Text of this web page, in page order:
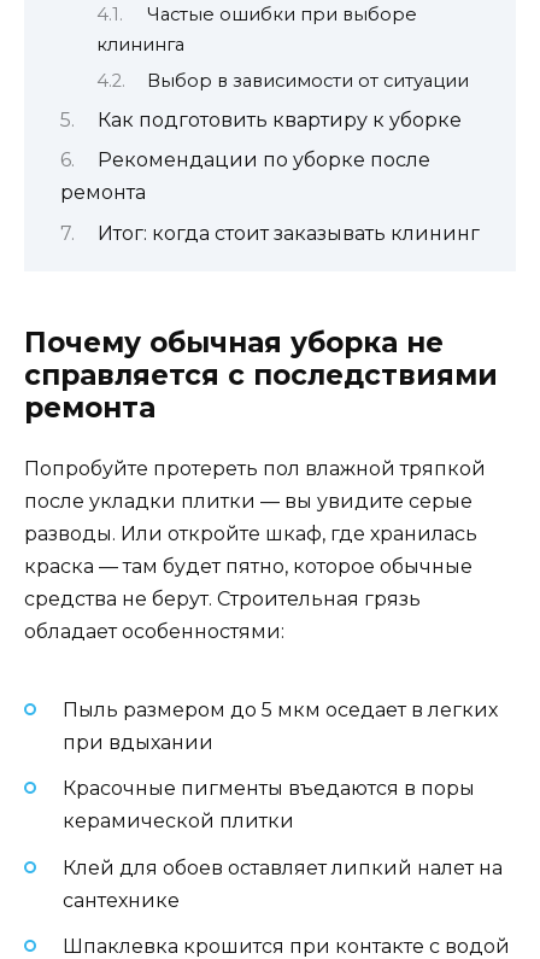
Частые ошибки при выборе
клининга
Выбор в зависимости от ситуации
Как подготовить квартиру к уборке
Рекомендации по уборке после
ремонта
Итог: когда стоит заказывать клининг
Почему обычная уборка не
справляется с последствиями
ремонта
Попробуйте протереть пол влажной тряпкой
после укладки плитки — вы увидите серые
разводы. Или откройте шкаф, где хранилась
краска — там будет пятно, которое обычные
средства не берут. Строительная грязь
обладает особенностями:
Пыль размером до 5 мкм оседает в легких
при вдыхании
Красочные пигменты въедаются в поры
керамической плитки
Клей для обоев оставляет липкий налет на
сантехнике
Шпаклевка крошится при контакте с водой